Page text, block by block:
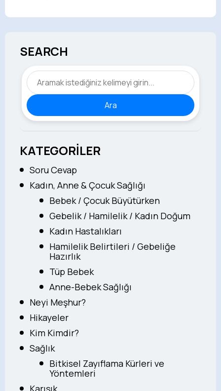
SEARCH
Ara
KATEGORİLER
Soru Cevap
Kadın, Anne & Çocuk Sağlığı
Bebek / Çocuk Büyütürken
Gebelik / Hamilelik / Kadın Doğum
Kadın Hastalıkları
Hamilelik Belirtileri / Gebeliğe
Hazırlık
Tüp Bebek
Anne-Bebek Sağlığı
Neyi Meşhur?
Hikayeler
Kim Kimdir?
Sağlık
Bitkisel Zayıflama Kürleri ve
Yöntemleri
Karışık